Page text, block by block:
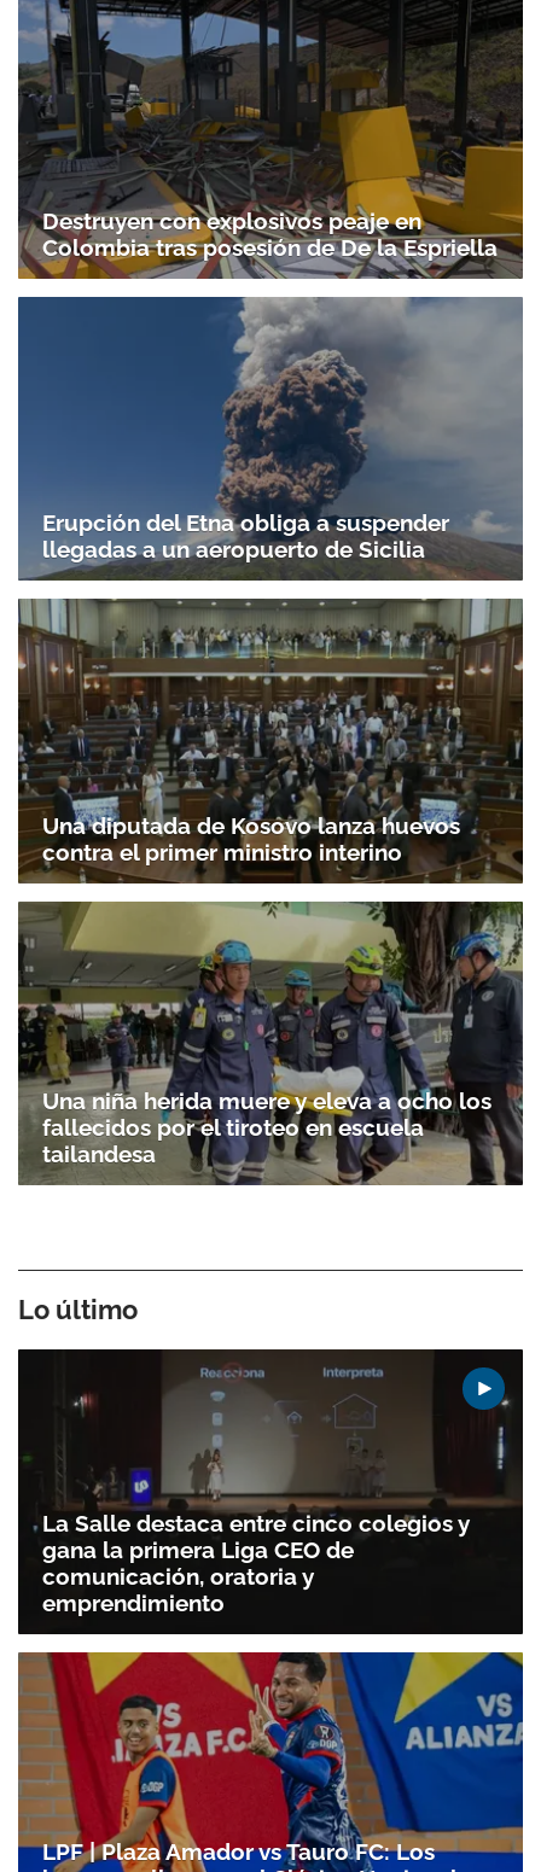
Destruyen con explosivos peaje en
Colombia tras posesión de De la Espriella
Erupción del Etna obliga a suspender
llegadas a un aeropuerto de Sicilia
Una diputada de Kosovo lanza huevos
contra el primer ministro interino
Una niña herida muere y eleva a ocho los
fallecidos por el tiroteo en escuela
tailandesa
Lo último
La Salle destaca entre cinco colegios y
gana la primera Liga CEO de
comunicación, oratoria y
emprendimiento
LPF | Plaza Amador vs Tauro FC: Los